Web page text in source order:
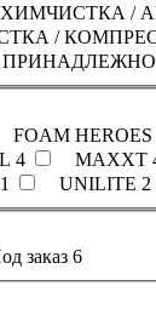
ХИМЧИСТКА /
/
FOAM HEROES
4 MAXXT
UNILITE 2
заказ 6